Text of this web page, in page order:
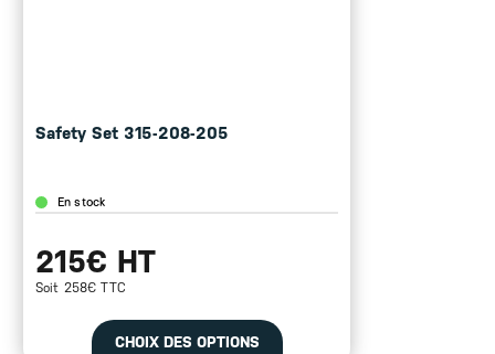
Safety Set 315-208-205
En stock
215€ HT
Soit 258€ TTC
CHOIX DES OPTIONS